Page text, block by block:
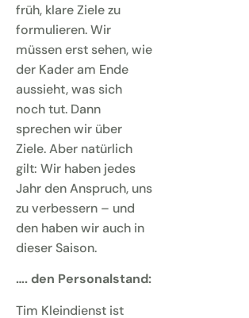
früh, klare Ziele zu
formulieren. Wir
müssen erst sehen, wie
der Kader am Ende
aussieht, was sich
noch tut. Dann
sprechen wir über
Ziele. Aber natürlich
gilt: Wir haben jedes
Jahr den Anspruch, uns
zu verbessern – und
den haben wir auch in
dieser Saison.
…. den Personalstand:
Tim Kleindienst ist